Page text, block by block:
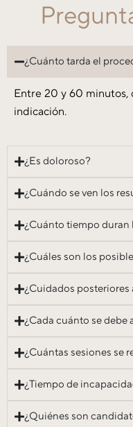
¿Cuánto tarda el
Entre 20 y 60 minutos,
indicación.
¿Es doloroso?
¿Cuándo se ven los
¿Cuánto tiempo duran
¿Cuáles son los
¿Cuidados posteriores
¿Cada cuánto se debe
¿Cuántas sesiones se
¿Tiempo de
¿Quiénes son